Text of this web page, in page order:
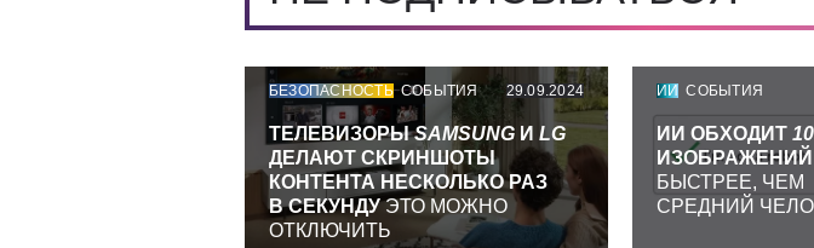
БЕЗОПАСНОСТЬ СОБЫТИЯ 29.09.2024
ТЕЛЕВИЗОРЫSAMSUNG И LG
ДЕЛАЮТ СКРИНШОТЫ
КОНТЕНТА НЕСКОЛЬКО РАЗ
В СЕКУНДУЭТО МОЖНО
ОТКЛЮЧИТЬ
ИИ СОБЫТИЯ
ИИ ОБХОДИТ
БЫСТРЕЕ, ЧЕМ
СРЕДНИЙ